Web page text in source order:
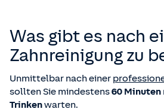
Was gibt es nach
Zahnreinigung zu
Unmittelbar nach einer
sollten Sie mindestens60 Minuten
Trinkenwarten.